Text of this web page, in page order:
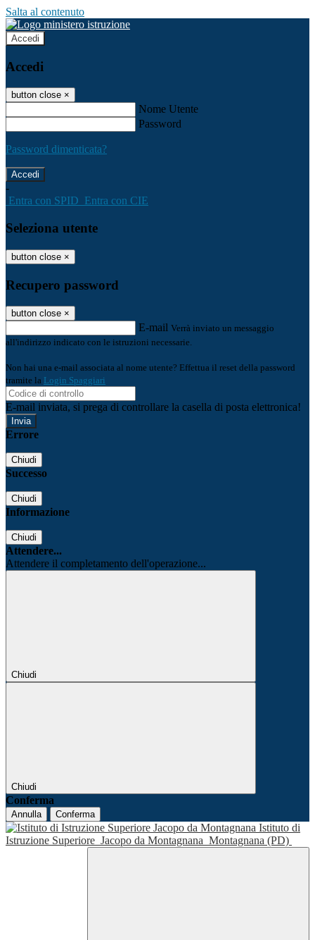
Salta al contenuto
Accedi
Accedi
button close ×
Nome Utente
Password
Password dimenticata?
-
Entra con SPID Entra con CIE
Seleziona utente
button close ×
Recupero password
button close ×
E-mail Verrà inviato un messaggio
all'indirizzo indicato con le istruzioni necessarie.
Non hai una e-mail associata al nome utente? Effettua il reset della password
tramite la Login Spaggiari
E-mail inviata, si prega di controllare la casella di posta elettronica!
Errore
Chiudi
Successo
Chiudi
Informazione
Chiudi
Attendere...
Attendere il completamento dell'operazione...
Chiudi
Chiudi
Conferma
Annulla Conferma
Istituto di
Istruzione Superiore Jacopo da Montagnana Montagnana (PD)